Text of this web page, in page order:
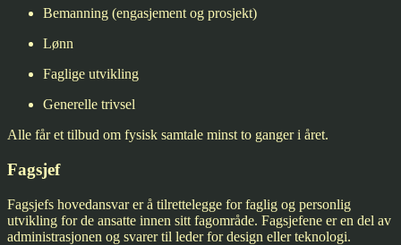
Bemanning (engasjement og prosjekt)
Lønn
Faglige utvikling
Generelle trivsel
Alle får et tilbud om fysisk samtale minst to ganger i året.
Fagsjef
Fagsjefs hovedansvar er å tilrettelegge for faglig og personlig
utvikling for de ansatte innen sitt fagområde. Fagsjefene er en del av
administrasjonen og svarer til leder for design eller teknologi.